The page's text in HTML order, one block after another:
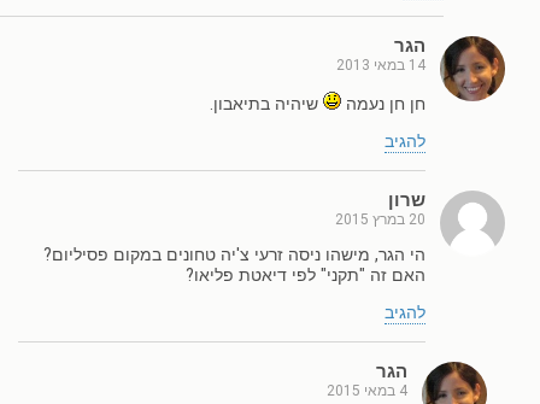
הגר
14 במאי 2013
חן חן נעמה
שיהיה בתיאבון.
להגיב
שרון
20 במרץ 2015
הי הגר, מישהו ניסה זרעי צ'יה טחונים במקום פסיליום?
האם זה "תקני" לפי דיאטת פליאו?
להגיב
הגר
4 במאי 2015